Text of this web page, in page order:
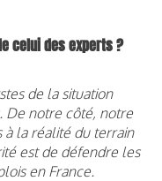
celui des experts ?
de la situation
De notre côté, notre
à la réalité du terrain
est de défendre les
en France.